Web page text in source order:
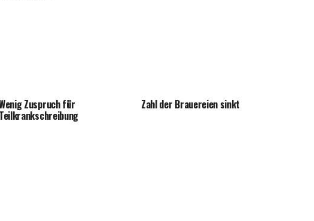
Zuspruch für
Teilkrankschreibung
Zahl der Brauereien sinkt